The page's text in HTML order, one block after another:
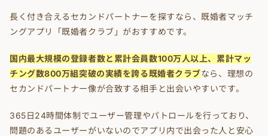
長く付き合えるセカンドパートナーを探すなら、既婚者マッチ
ングアプリ「既婚者クラブ」がおすすめです。
国内最大規模の登録者数と累計会員数100万人以上、累計マッ
チング数800万組突破の実績を誇る既婚者クラブなら、理想の
セカンドパートナー像が合致する相手と出会いやすいです。
365日24時間体制でユーザー管理やパトロールを行っており、
問題のあるユーザーがいないのでアプリ内で出会った人と安心